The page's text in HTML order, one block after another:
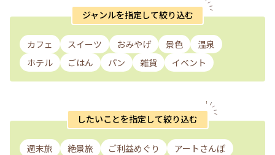
ジャンルを指定して絞り込む
カフェ スイーツ おみやげ 景色
温泉
ホテル
ごはん パン 雑貨 イベント
したいことを指定して絞り込む
週末旅 絶景旅 ご利益めぐり
アートさんぽ